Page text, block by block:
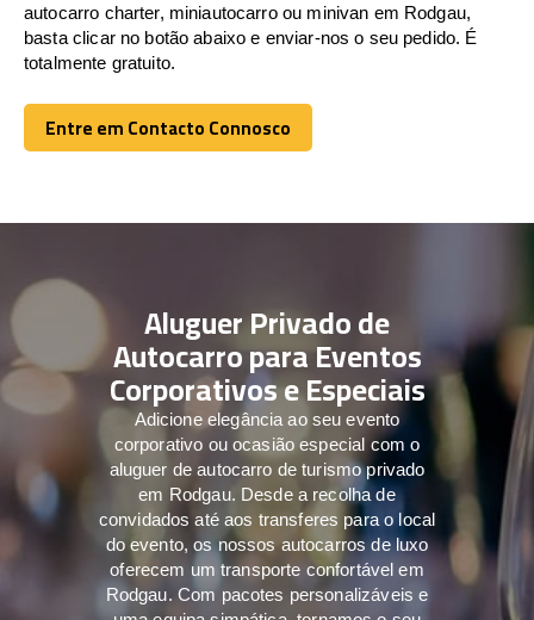
autocarro charter, miniautocarro ou minivan em Rodgau,
basta clicar no botão abaixo e enviar-nos o seu pedido. É
totalmente gratuito.
Entre em Contacto Connosco
Entre em Contacto Connosco
Aluguer Privado de
Autocarro para Eventos
Corporativos e Especiais
Adicione elegância ao seu evento
corporativo ou ocasião especial com o
aluguer de autocarro de turismo privado
em Rodgau. Desde a recolha de
convidados até aos transferes para o local
do evento, os nossos autocarros de luxo
oferecem um transporte confortável em
Rodgau. Com pacotes personalizáveis e